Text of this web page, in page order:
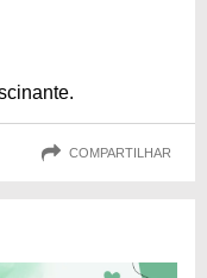
COMPARTILHAR